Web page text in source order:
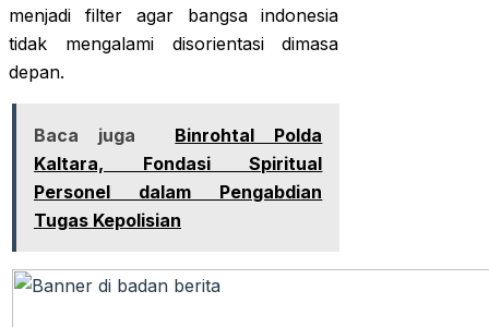
menjadi filter agar bangsa indonesia
tidak mengalami disorientasi dimasa
depan.
Baca juga
Binrohtal Polda
Kaltara, Fondasi Spiritual
Personel dalam Pengabdian
Tugas Kepolisian